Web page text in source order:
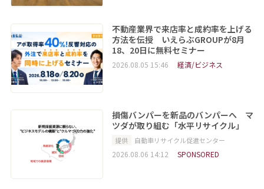
不動産業界で来店率と成約率を上げる
方法を伝授 いえらぶGROUPが8月
18、20日に無料セミナー
2026.08.05 15:46 経済/ビジネス
損傷バンパーを新品のバンパーへ マ
ツダが取り組む「水平リサイクル」
提供 自動車リサイクル促進センター
2026.08.06 14:12 SPONSORED